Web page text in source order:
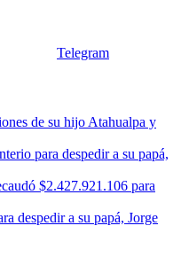
Telegram
de su hijo Atahualpa y
para despedir a su papá,
$2.427.921.106 para
despedir a su papá, Jorge